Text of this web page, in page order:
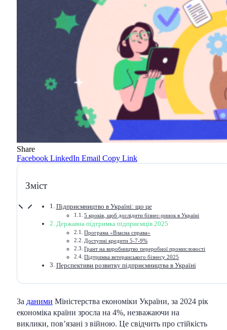
Share
Facebook LinkedIn Email Copy Link
Зміст
Підприємництво в Україні: що це
5 кроків, щоб дослідити бізнес-ринок в Україні
Державна підтримка підприємців 2025
Програма «Власна cправа»
Доступні кредити 5-7-9%
Грант на виробництво переробної промисловості
Підтримка ветеранського бізнесу 2025
Перспективи розвитку підприємництва в Україні
За даними Міністерства економіки України, за 2024 рік
економіка країни зросла на 4%, незважаючи на
виклики, повʼязані з війною. Це свідчить про стійкість